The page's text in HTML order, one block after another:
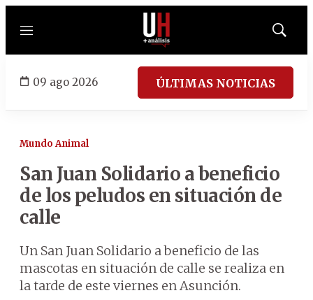
Menú
Mostrar
09 ago 2026 ÚLTIMAS NOTICIAS
Mundo Animal
San Juan Solidario a beneficio
de los peludos en situación de
calle
Un San Juan Solidario a beneficio de las
mascotas en situación de calle se realiza en
la tarde de este viernes en Asunción.